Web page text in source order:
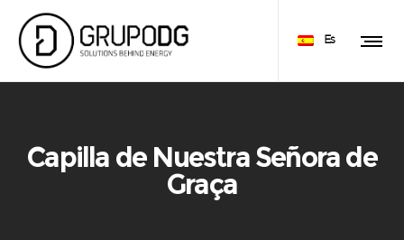
Es
Capilla de Nuestra Señora de
Graça